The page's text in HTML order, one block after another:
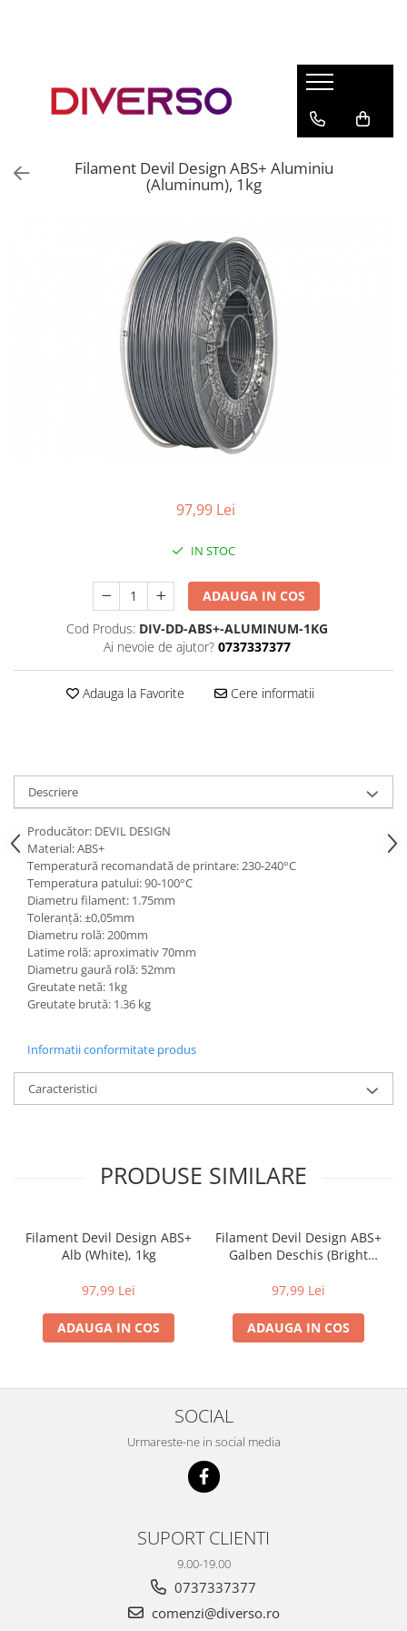
ASA
Filament Devil Design ABS+ Aluminiu
(Aluminum), 1kg
97,99 Lei
IN STOC
ADAUGA IN COS
Cod Produs: DIV-DD-ABS+-ALUMINUM-1KG
Ai nevoie de ajutor? 0737337377
Adauga la Favorite Cere informatii
Descriere
Producător: DEVIL DESIGN
Material: ABS+
Temperatură recomandată de printare: 230-240°C
Temperatura patului: 90-100°C
Diametru filament: 1.75mm
Toleranță: ±0,05mm
Diametru rolă: 200mm
Latime rolă: aproximativ 70mm
Diametru gaură rolă: 52mm
Greutate netă: 1kg
Greutate brută: 1.36 kg
Informatii conformitate produs
Caracteristici
PRODUSE SIMILARE
Filament Devil Design ABS+
Alb (White), 1kg
97,99 Lei
ADAUGA IN COS
Filament Devil Design ABS+
Galben Deschis (Bright
97,99 Lei
ADAUGA IN COS
SOCIAL
Urmareste-ne in social media
SUPORT CLIENTI
9.00-19.00
0737337377
comenzi@diverso.ro